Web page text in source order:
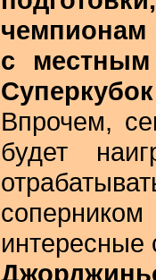
чемпионам
с местным
Впрочем,
будет
интересные